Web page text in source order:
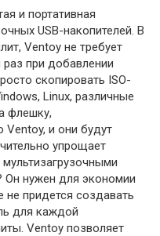
и портативная
USB-накопителей. В
Ventoy не требует
при добавлении
скопировать ISO-
Linux, различные
флешку,
и они будут
упрощает
нужен для экономии
придется создавать
для каждой
Ventoy позволяет